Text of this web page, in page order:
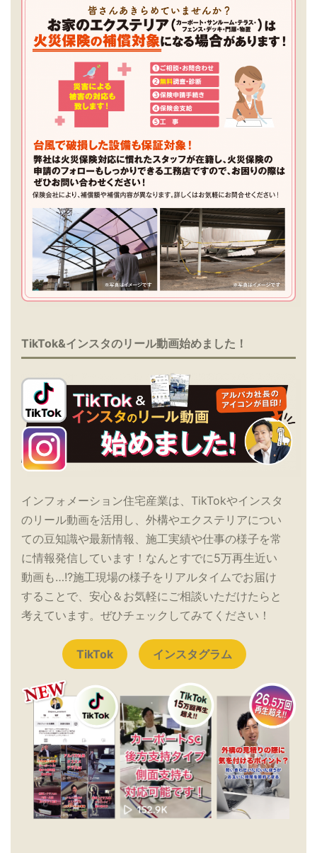
TikTok&インスタのリール動画始めました！
インフォメーション住宅産業は、TikTokやインスタ
のリール動画を活用し、外構やエクステリアについ
ての豆知識や最新情報、施工実績や仕事の様子を常
に情報発信しています！なんとすでに5万再生近い
動画も…!?施工現場の様子をリアルタイムでお届け
することで、安心＆お気軽にご相談いただけたらと
考えています。ぜひチェックしてみてください！
TikTok インスタグラム